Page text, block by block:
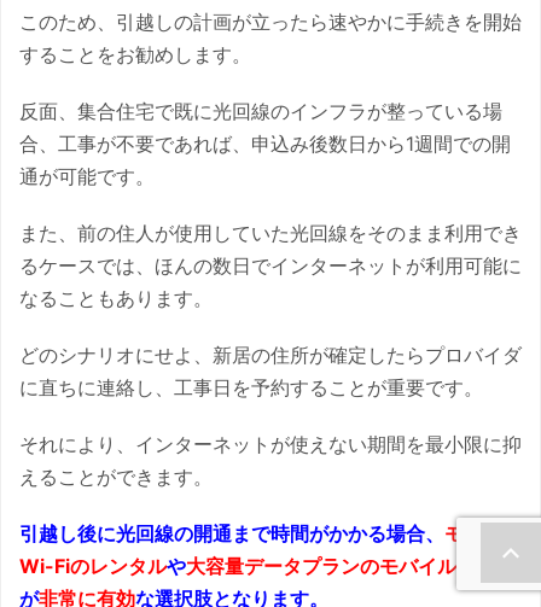
このため、引越しの計画が立ったら速やかに手続きを開始
することをお勧めします。
反面、集合住宅で既に光回線のインフラが整っている場
合、工事が不要であれば、申込み後数日から1週間での開
通が可能です。
また、前の住人が使用していた光回線をそのまま利用でき
るケースでは、ほんの数日でインターネットが利用可能に
なることもあります。
どのシナリオにせよ、新居の住所が確定したらプロバイダ
に直ちに連絡し、工事日を予約することが重要です。
それにより、インターネットが使えない期間を最小限に抑
えることができます。
引越し後に光回線の開通まで時間がかかる場合、 モバイル
Wi-Fiのレンタルや大容量データプランのモバイルプラン
が非常に有効な選択肢となります。